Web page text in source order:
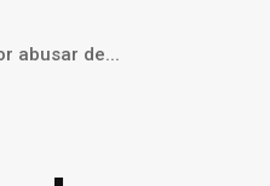
abusar de...